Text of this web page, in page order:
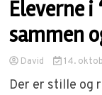
Eleverne i
sammen
David 14.
Der er stille og